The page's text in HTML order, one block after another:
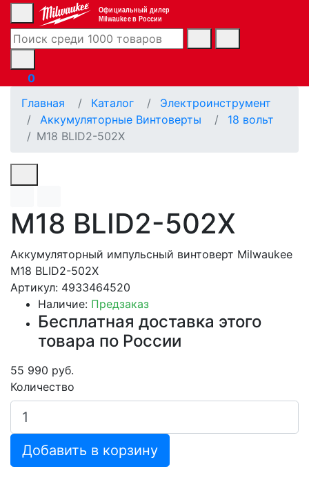
Официальный дилер
Milwaukee в России
0
Главная
Каталог
Электроинструмент
Аккумуляторные Винтоверты
18 вoльт
M18 BLID2-502X
M18 BLID2-502X
Аккумуляторный импульсный винтоверт Milwaukee
M18 BLID2-502X
Артикул: 4933464520
Наличие: Предзаказ
Бесплатная доставка этого
товара по России
55 990 руб.
Количество
Добавить в корзину